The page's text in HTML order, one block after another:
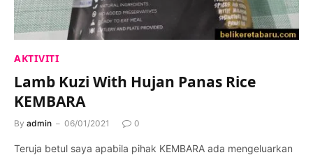
AKTIVITI
Lamb Kuzi With Hujan Panas Rice
KEMBARA
By admin 06/01/2021 0
Teruja betul saya apabila pihak KEMBARA ada mengeluarkan